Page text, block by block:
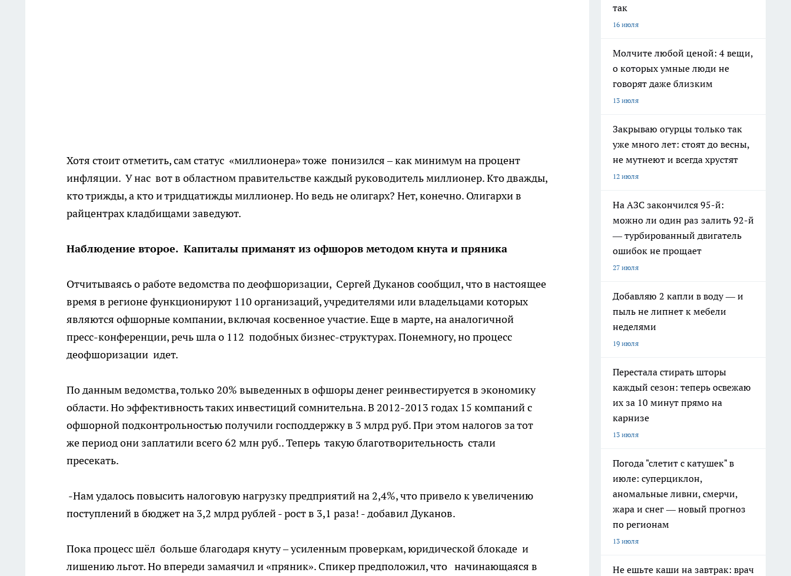
Хотя стоит отметить, сам статус «миллионера» тоже понизился – как минимум на процент
инфляции. У нас вот в областном правительстве каждый руководитель миллионер. Кто дважды,
кто трижды, а кто и тридцатижды миллионер. Но ведь не олигарх? Нет, конечно. Олигархи в
райцентрах кладбищами заведуют.
Наблюдение второе. Капиталы приманят из офшоров методом кнута и пряника
Отчитываясь о работе ведомства по деофшоризации, Сергей Дуканов сообщил, что в настоящее
время в регионе функционируют 110 организаций, учредителями или владельцами которых
являются офшорные компании, включая косвенное участие. Еще в марте, на аналогичной
пресс-конференции, речь шла о 112 подобных бизнес-структурах. Понемногу, но процесс
деофшоризации идет.
По данным ведомства, только 20% выведенных в офшоры денег реинвестируется в экономику
области. Но эффективность таких инвестиций сомнительна. В 2012-2013 годах 15 компаний с
офшорной подконтрольностью получили господдержку в 3 млрд руб. При этом налогов за тот
же период они заплатили всего 62 млн руб.. Теперь такую благотворительность стали
пресекать.
-Нам удалось повысить налоговую нагрузку предприятий на 2,4%, что привело к увеличению
поступлений в бюджет на 3,2 млрд рублей - рост в 3,1 раза! - добавил Дуканов.
Пока процесс шёл больше благодаря кнуту – усиленным проверкам, юридической блокаде и
лишению льгот. Но впереди замаячил и «пряник». Спикер предположил, что начинающаяся в
так
16 июля
Молчите любой ценой: 4 вещи,
о которых умные люди не
говорят даже близким
13 июля
Закрываю огурцы только так
уже много лет: стоят до весны,
не мутнеют и всегда хрустят
12 июля
На АЗС закончился 95-й:
можно ли один раз залить 92-й
— турбированный двигатель
ошибок не прощает
27 июля
Добавляю 2 капли в воду — и
пыль не липнет к мебели
неделями
19 июля
Перестала стирать шторы
каждый сезон: теперь освежаю
их за 10 минут прямо на
карнизе
13 июля
Погода "слетит с катушек" в
июле: суперциклон,
аномальные ливни, смерчи,
жара и снег — новый прогноз
по регионам
13 июля
Не ешьте каши на завтрак: врач